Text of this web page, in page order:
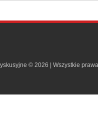
© 2026 | Wszystkie